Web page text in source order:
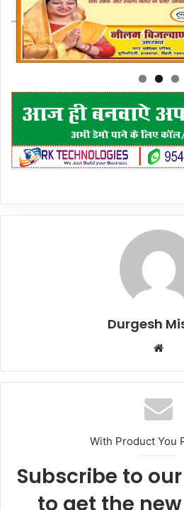
Durgesh
With Product You
Subscribe to
to get the